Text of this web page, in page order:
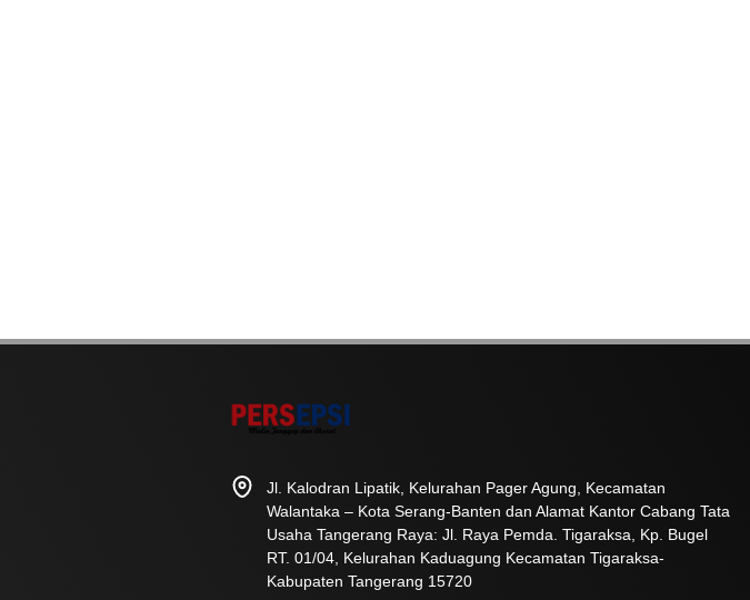
Jl. Kalodran Lipatik, Kelurahan Pager Agung, Kecamatan
Walantaka – Kota Serang-Banten dan Alamat Kantor Cabang Tata
Usaha Tangerang Raya: Jl. Raya Pemda. Tigaraksa, Kp. Bugel
RT. 01/04, Kelurahan Kaduagung Kecamatan Tigaraksa-
Kabupaten Tangerang 15720